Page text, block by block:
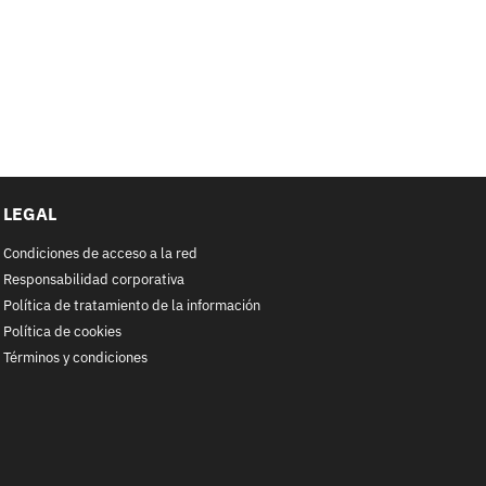
LEGAL
Condiciones de acceso a la red
Responsabilidad corporativa
Política de tratamiento de la información
Política de cookies
Términos y condiciones